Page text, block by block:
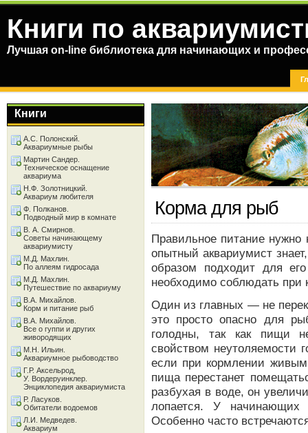
Книги по
Лучшая on-line библиотека для начинающих и
Корма для рыб
Правильное питание
опытный аквариумист
образом подходит для
необходимо соблюдать
Один из главных — не
это просто опасно для
голодны, так как пищи
свойством неутоляемости
если при кормлении живым
пища перестанет
разбухая в воде, он
лопается. У начинающих
Особенно часто
Книги
А.С. Полонский.
Аквариумные рыбы
Мартин Сандер.
Техническое оснащение
аквариума
Н.Ф. Золотницкий.
Аквариум любителя
Ф. Полканов.
Подводный мир в комнате
В. А. Смирнов.
Советы начинающему
аквариумисту
М.Д. Махлин.
По аллеям гидросада
М.Д. Махлин.
Путешествие по аквариуму
В.А. Михайлов.
Корм и питание рыб
В.А. Михайлов.
Все о гуппи и других
живородящих
М.Н. Ильин.
Аквариумное рыбоводство
Г.Р. Аксельрод,
У. Вордеруинклер.
Энциклопедия аквариумиста
Р. Ласуков.
Обитатели водоемов
Л.И. Медведев.
Аквариум